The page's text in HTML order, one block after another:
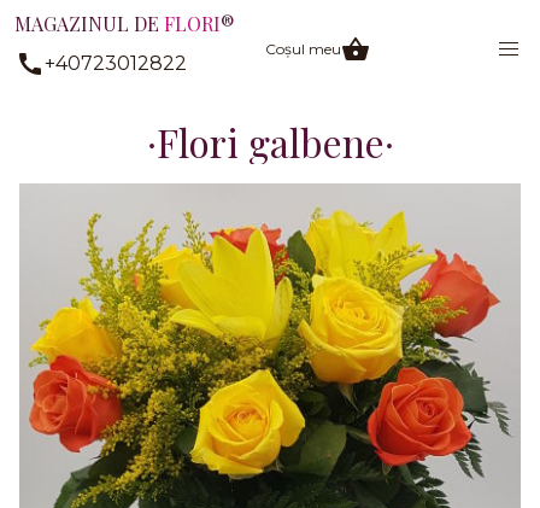
MAGAZINUL DE FLORI®
+40723012822
Coșul meu
Flori galbene